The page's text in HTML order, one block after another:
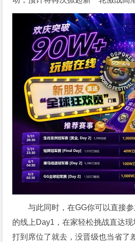
与此同时，在GG你可以直接
的线上Day1，在家轻松挑战直达现
打到席位了就去，没晋级也当省了